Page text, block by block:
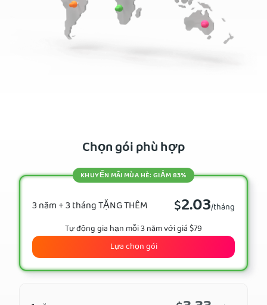
Chọn gói phù hợp
3 năm + 3 tháng TẶNG THÊM $2.03/tháng
KHUYẾN MÃI MÙA HÈ: GIẢM 83%
Tự động gia hạn mỗi 3 năm với giá $79
Lựa chọn gói